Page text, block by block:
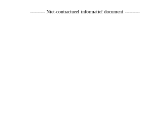
---------- Niet-contractueel informatief document ----------